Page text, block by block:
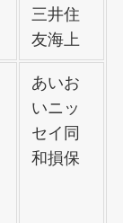
三井住
友海上
あいお
いニッ
セイ同
和損保